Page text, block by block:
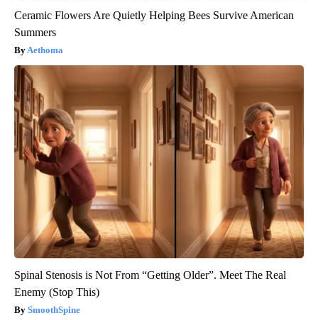
Ceramic Flowers Are Quietly Helping Bees Survive American
Summers
Aethoma
Spinal Stenosis is Not From “Getting Older”. Meet The Real
Enemy (Stop This)
SmoothSpine